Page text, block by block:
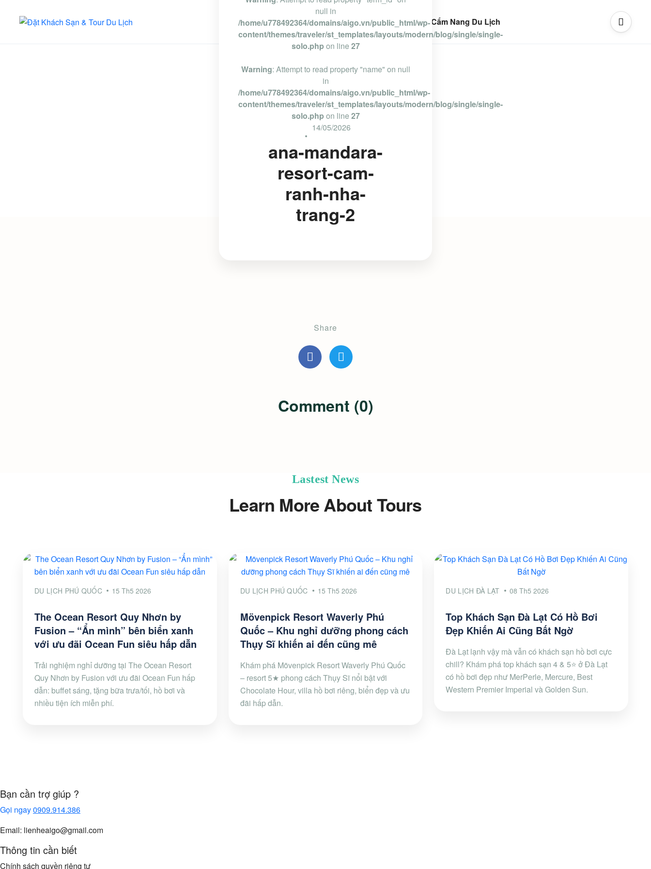
Vũng Tàu Phan Thiết Nha Trang Đà Lạt Cẩm Nang Du Lịch
null in
/home/u778492364/domains/aigo.vn/public_html/wp-
content/themes/traveler/st_templates/layouts/modern/blog/single/single-
solo.php on line 27
Warning: Attempt to read property "name" on null
in
/home/u778492364/domains/aigo.vn/public_html/wp-
content/themes/traveler/st_templates/layouts/modern/blog/single/single-
solo.php on line 27
14/05/2026
ana-mandara-
resort-cam-
ranh-nha-
trang-2
Share
Comment (0)
Lastest News
Learn More About Tours
DU LỊCH PHÚ QUỐC 15 Th5 2026
The Ocean Resort Quy Nhơn by
Fusion – “Ẩn mình” bên biển xanh
với ưu đãi Ocean Fun siêu hấp dẫn
Trải nghiệm nghỉ dưỡng tại The Ocean Resort
Quy Nhơn by Fusion với ưu đãi Ocean Fun hấp
dẫn: buffet sáng, tặng bữa trưa/tối, hồ bơi và
nhiều tiện ích miễn phí.
DU LỊCH PHÚ QUỐC 15 Th5 2026
Mövenpick Resort Waverly Phú
Quốc – Khu nghỉ dưỡng phong cách
Thụy Sĩ khiến ai đến cũng mê
Khám phá Mövenpick Resort Waverly Phú Quốc
– resort 5★ phong cách Thụy Sĩ nổi bật với
Chocolate Hour, villa hồ bơi riêng, biển đẹp và ưu
đãi hấp dẫn.
DU LỊCH ĐÀ LẠT 08 Th5 2026
Top Khách Sạn Đà Lạt Có Hồ Bơi
Đẹp Khiến Ai Cũng Bất Ngờ
Đà Lạt lạnh vậy mà vẫn có khách sạn hồ bơi cực
chill? Khám phá top khách sạn 4 & 5⭐ ở Đà Lạt
có hồ bơi đẹp như MerPerle, Mercure, Best
Western Premier Imperial và Golden Sun.
Bạn cần trợ giúp ?
Gọi ngay0909.914.386
Email: lienheaigo@gmail.com
Thông tin cần biết
Chính sách quyền riêng tư